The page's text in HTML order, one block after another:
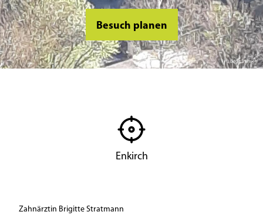
© Birgit Immich
Besuch planen
Enkirch
Zahnärztin Brigitte Stratmann